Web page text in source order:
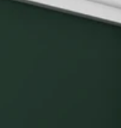
тепло от